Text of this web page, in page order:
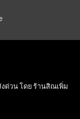
งด่วน โดย ร้านสิณเพิ่ม